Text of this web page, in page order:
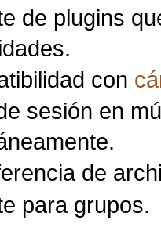
de plugins
con
sesión en
de
para grupos.